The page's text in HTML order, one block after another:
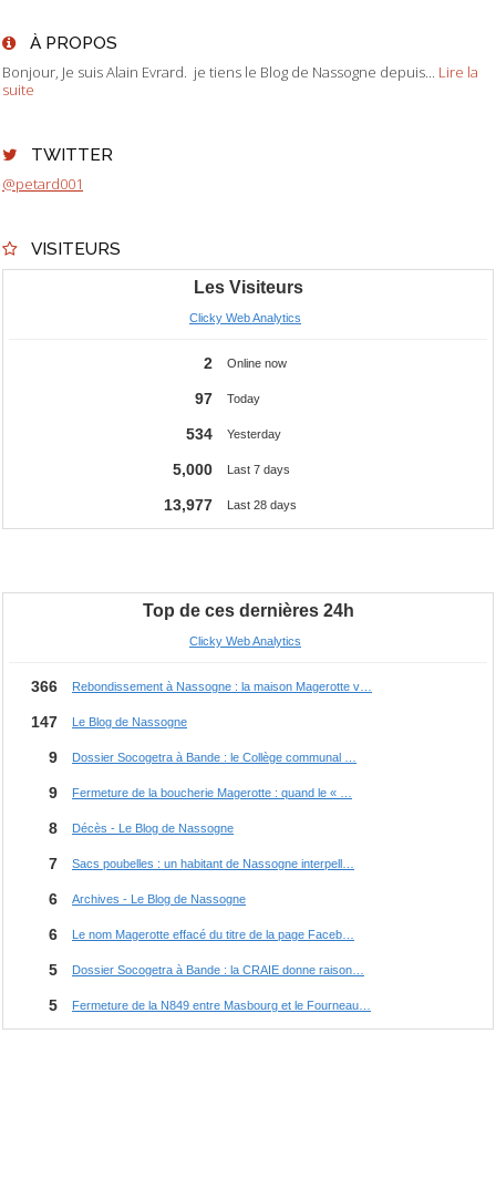
À PROPOS
Bonjour, Je suis Alain Evrard. je tiens le Blog de Nassogne depuis... Lire la
suite
TWITTER
@petard001
VISITEURS